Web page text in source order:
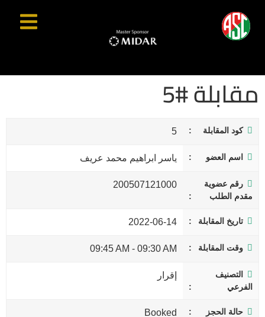
مقابلة #5
كود المقابلة 5
اسم العضو ياسر ابراهيم محمد عريف
رقم عضوية
مقدم الطلب
200507121000
تاريخ المقابلة 2022-06-14
وقت المقابلة 09:30 AM
-
09:45 AM
التصنيف
الفرعي
إقرار
حالة الحجز Booked